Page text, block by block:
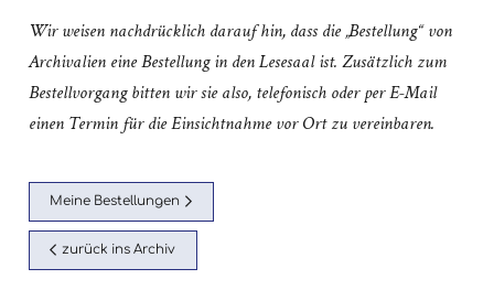
Wir weisen nachdrücklich darauf hin, dass die „Bestellung“ von
Archivalien eine Bestellung in den Lesesaal ist. Zusätzlich zum
Bestellvorgang bitten wir sie also, telefonisch oder per E-Mail
einen Termin für die Einsichtnahme vor Ort zu vereinbaren.
Meine Bestellungen
zurück ins Archiv